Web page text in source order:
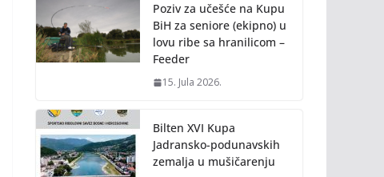
Poziv za učešće na Kupu
BiH za seniore (ekipno) u
lovu ribe sa hranilicom –
Feeder
15. Jula 2026.
Bilten XVI Kupa
Jadransko-podunavskih
zemalja u mušičarenju